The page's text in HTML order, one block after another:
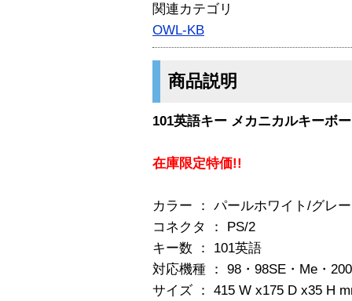
関連カテゴリ
OWL-KB
商品説明
101英語キー メカニカルキーボ
在庫限定特価!!
カラー ： パールホワイト/グレー
コネクタ ： PS/2
キー数 ： 101英語
対応機種 ： 98・98SE・Me・
サイズ ： 415 W x175 D x35 H